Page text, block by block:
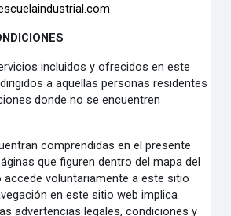
incluidos y ofrecidos en este
a aquellas personas residentes
donde no se encuentren
comprendidas en el presente
que figuren dentro del mapa del
accede voluntariamente a este sitio
en este sitio web implica
advertencias legales, condiciones y